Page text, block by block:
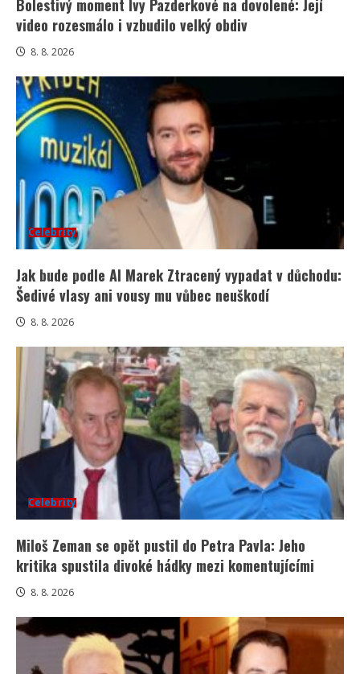
Bolestivý moment Ivy Pazderkové na dovolené: Její
video rozesmálo i vzbudilo velký obdiv
8. 8. 2026
Celebrity
Jak bude podle AI Marek Ztracený vypadat v důchodu:
Šedivé vlasy ani vousy mu vůbec neuškodí
8. 8. 2026
Celebrity
Miloš Zeman se opět pustil do Petra Pavla: Jeho
kritika spustila divoké hádky mezi komentujícími
8. 8. 2026